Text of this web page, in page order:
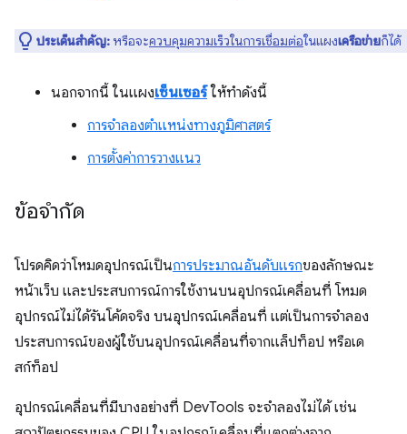
ประเด็นสำคัญ: หรือจะควบคุมความเร็วในการเชื่อมต่อในแผงเครือข่ายก็ได้
นอกจากนี้ ในแผงเซ็นเซอร์ให้ทำดังนี้
การจำลองตำแหน่งทางภูมิศาสตร์
การตั้งค่าการวางแนว
ข้อจำกัด
โปรดคิดว่าโหมดอุปกรณ์เป็นการประมาณอันดับแรกของลักษณะ
หน้าเว็บ และประสบการณ์การใช้งานบนอุปกรณ์เคลื่อนที่ โหมด
อุปกรณ์ไม่ได้รันโค้ดจริง บนอุปกรณ์เคลื่อนที่ แต่เป็นการจำลอง
ประสบการณ์ของผู้ใช้บนอุปกรณ์เคลื่อนที่จากแล็ปท็อป หรือเด
สก์ท็อป
อุปกรณ์เคลื่อนที่มีบางอย่างที่ DevTools จะจำลองไม่ได้ เช่น